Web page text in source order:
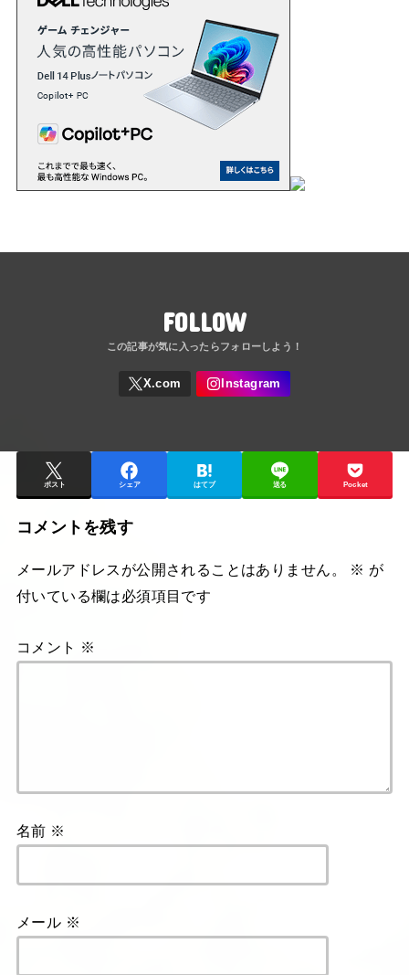
FOLLOW
ポスト シェア はてブ 送る Pocket
コメントを残す
メールアドレスが公開されることはありません。 ※ が
付いている欄は必須項目です
コメント ※
名前 ※
メール ※